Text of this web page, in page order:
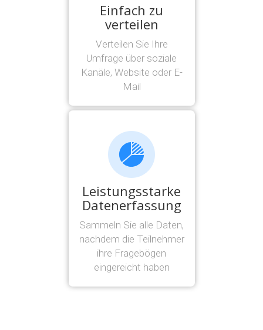
Einfach zu
verteilen
Verteilen Sie Ihre
Umfrage über soziale
Kanäle, Website oder E-
Mail
Leistungsstarke
Datenerfassung
Sammeln Sie alle Daten,
nachdem die Teilnehmer
ihre Fragebögen
eingereicht haben